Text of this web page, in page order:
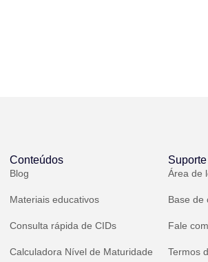
Conteúdos
Blog
Materiais educativos
Consulta rápida de CIDs
Calculadora Nível de Maturidade
Suporte
Área de
Base de
Fale
Termos